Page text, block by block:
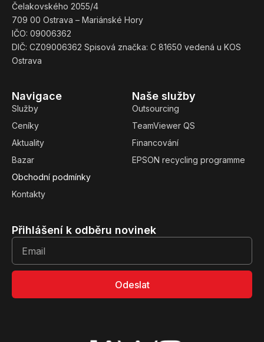
Naše služby
Outsourcing
TeamViewer QS
Financování
EPSON recycling programme
Navigace
Služby
Ceníky
Aktuality
Bazar
Obchodní podmínky
Kontakty
Čelakovského 2055/4
709 00 Ostrava – Mariánské Hory
IČO: 09006362
DIČ: CZ09006362 Spisová značka: C 81650 vedená u KOS
Ostrava
Přihlášení k odběru novinek
Odeslat